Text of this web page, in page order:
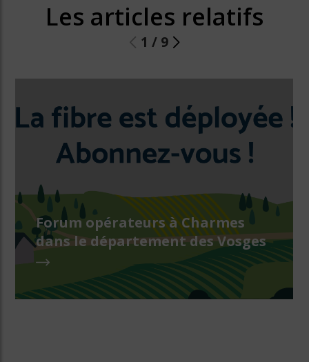
Les articles relatifs
1 / 9
Forum opérateurs à Charmes
dans le département des Vosges